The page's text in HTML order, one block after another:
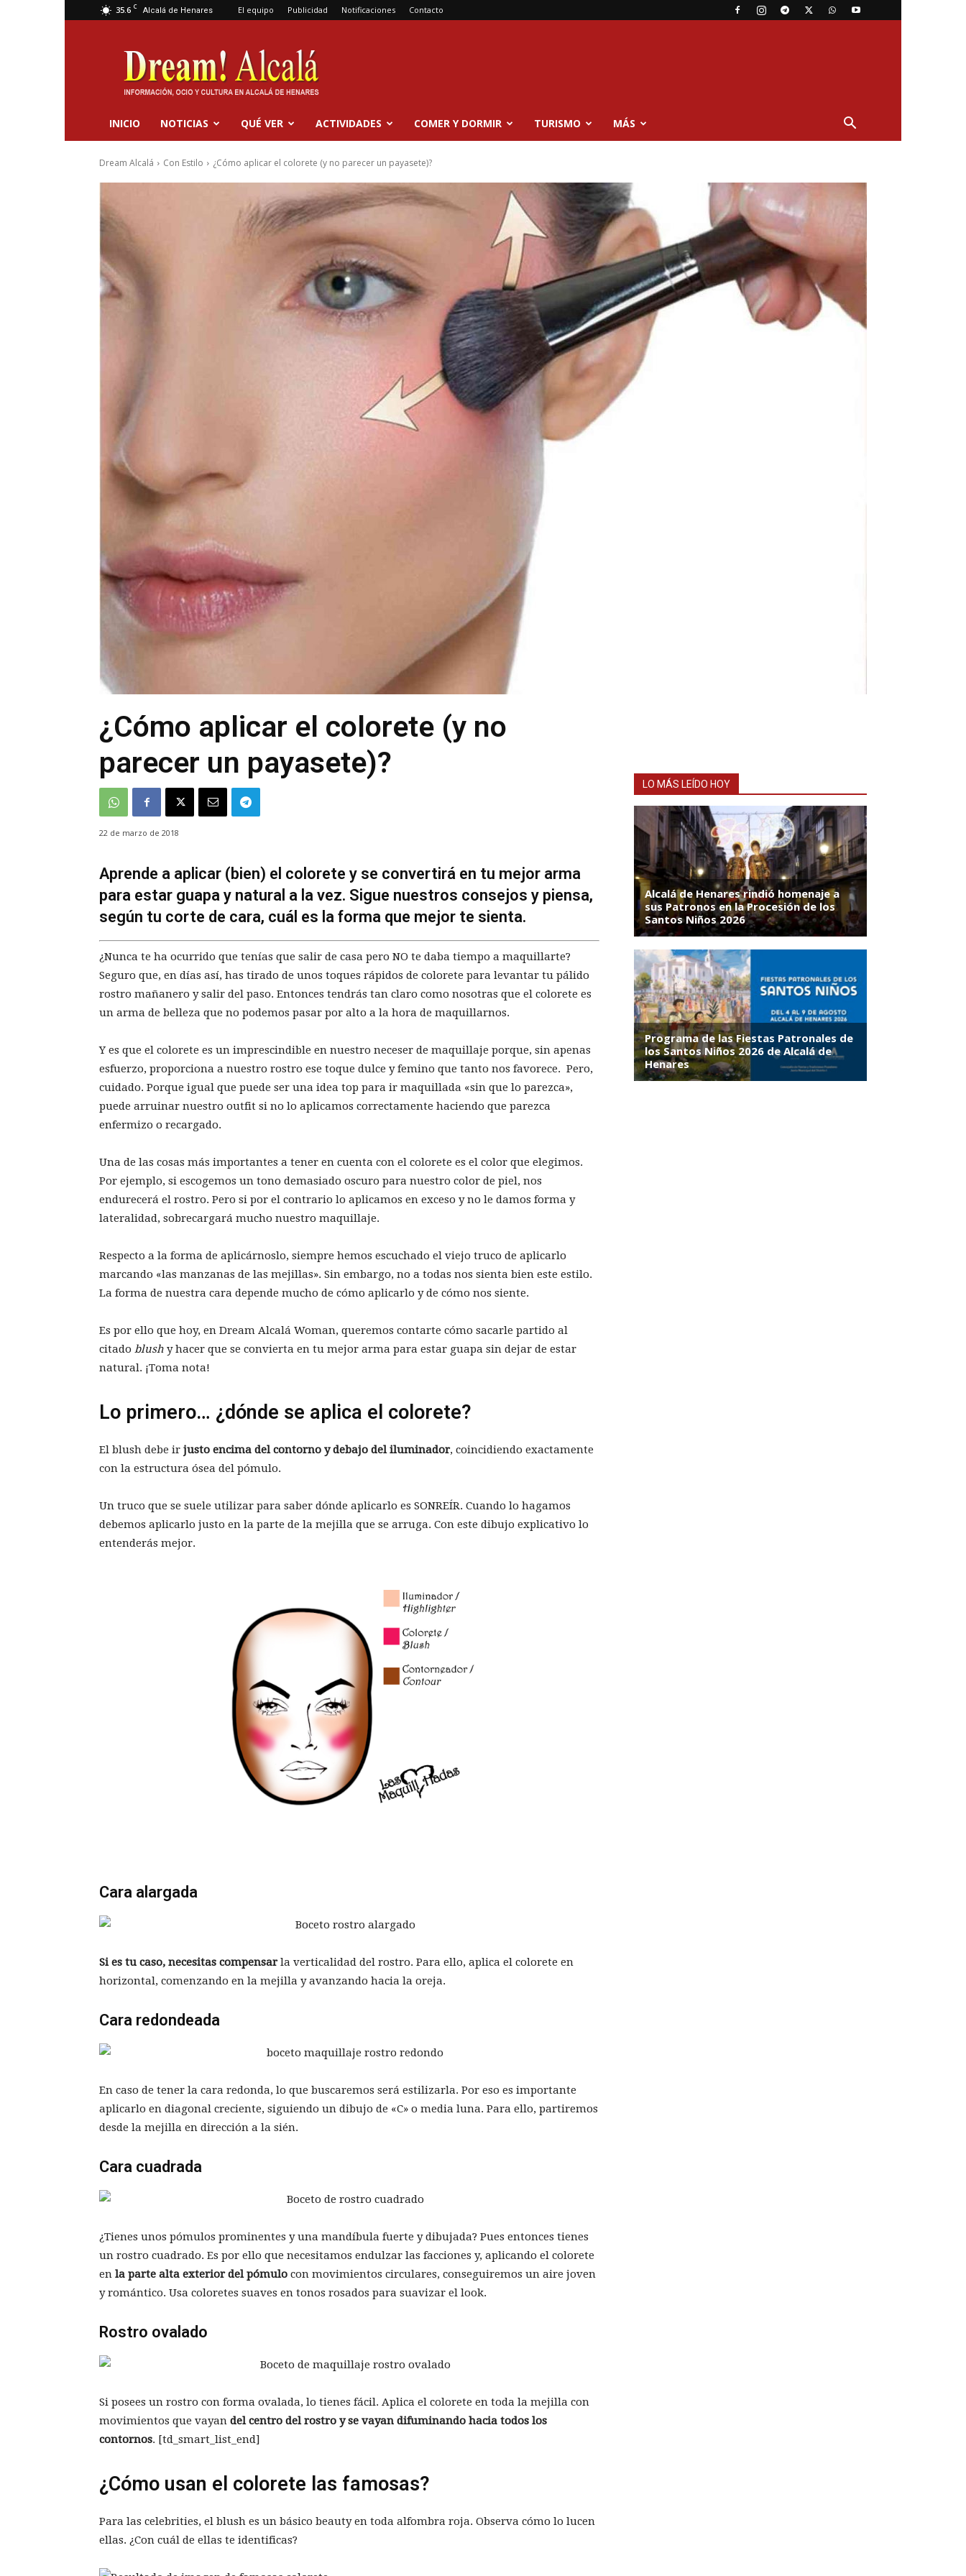
35.6 C Alcalá de Henares El equipo Publicidad Notificaciones Contacto
Dream
Alcalá
INICIO NOTICIAS QUÉ VER ACTIVIDADES COMER Y DORMIR TURISMO MÁS
Dream Alcalá Con Estilo ¿Cómo aplicar el colorete (y no parecer un payasete)?
¿Cómo aplicar el colorete (y no
parecer un payasete)?
22 de marzo de 2018
Aprende a aplicar (bien) el colorete y se convertirá en tu mejor arma
para estar guapa y natural a la vez. Sigue nuestros consejos y piensa,
según tu corte de cara, cuál es la forma que mejor te sienta.
¿Nunca te ha ocurrido que tenías que salir de casa pero NO te daba tiempo a maquillarte?
Seguro que, en días así, has tirado de unos toques rápidos de colorete para levantar tu pálido
rostro mañanero y salir del paso. Entonces tendrás tan claro como nosotras que el colorete es
un arma de belleza que no podemos pasar por alto a la hora de maquillarnos.
Y es que el colorete es un imprescindible en nuestro neceser de maquillaje porque, sin apenas
esfuerzo, proporciona a nuestro rostro ese toque dulce y femino que tanto nos favorece. Pero,
cuidado. Porque igual que puede ser una idea top para ir maquillada «sin que lo parezca»,
puede arruinar nuestro outfit si no lo aplicamos correctamente haciendo que parezca
enfermizo o recargado.
Una de las cosas más importantes a tener en cuenta con el colorete es el color que elegimos.
Por ejemplo, si escogemos un tono demasiado oscuro para nuestro color de piel, nos
endurecerá el rostro. Pero si por el contrario lo aplicamos en exceso y no le damos forma y
lateralidad, sobrecargará mucho nuestro maquillaje.
Respecto a la forma de aplicárnoslo, siempre hemos escuchado el viejo truco de aplicarlo
marcando «las manzanas de las mejillas». Sin embargo, no a todas nos sienta bien este estilo.
La forma de nuestra cara depende mucho de cómo aplicarlo y de cómo nos siente.
Es por ello que hoy, en Dream Alcalá Woman, queremos contarte cómo sacarle partido al
citado blush y hacer que se convierta en tu mejor arma para estar guapa sin dejar de estar
natural. ¡Toma nota!
Lo primero… ¿dónde se aplica el colorete?
El blush debe ir justo encima del contorno y debajo del iluminador, coincidiendo exactamente
con la estructura ósea del pómulo.
Un truco que se suele utilizar para saber dónde aplicarlo es SONREÍR. Cuando lo hagamos
debemos aplicarlo justo en la parte de la mejilla que se arruga. Con este dibujo explicativo lo
entenderás mejor.
Cara alargada
Si es tu caso, necesitas compensarla verticalidad del rostro. Para ello, aplica el colorete en
horizontal, comenzando en la mejilla y avanzando hacia la oreja.
Cara redondeada
En caso de tener la cara redonda, lo que buscaremos será estilizarla. Por eso es importante
aplicarlo en diagonal creciente, siguiendo un dibujo de «C» o media luna. Para ello, partiremos
desde la mejilla en dirección a la sién.
Cara cuadrada
¿Tienes unos pómulos prominentes y una mandíbula fuerte y dibujada? Pues entonces tienes
un rostro cuadrado. Es por ello que necesitamos endulzar las facciones y, aplicando el colorete
en la parte alta exterior del pómulo con movimientos circulares, conseguiremos un aire joven
y romántico. Usa coloretes suaves en tonos rosados para suavizar el look.
Rostro ovalado
Si posees un rostro con forma ovalada, lo tienes fácil. Aplica el colorete en toda la mejilla con
movimientos que vayan del centro del rostro y se vayan difuminando hacia todos los
contornos. [td_smart_list_end]
¿Cómo usan el colorete las famosas?
Para las celebrities, el blush es un básico beauty en toda alfombra roja. Observa cómo lo lucen
ellas. ¿Con cuál de ellas te identificas?
LO MÁS LEÍDO HOY